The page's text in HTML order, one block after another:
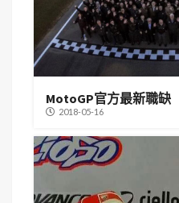
MotoGP官方最新職缺
2018-05-16